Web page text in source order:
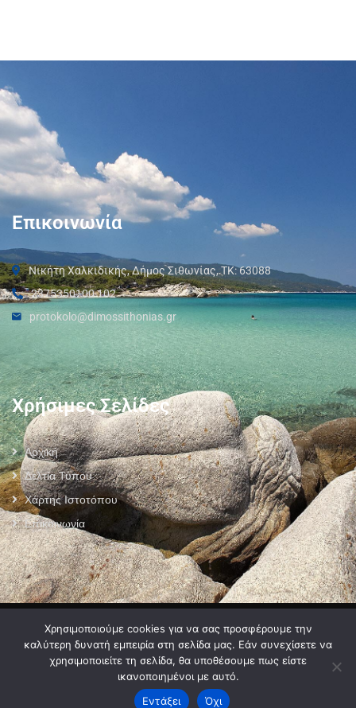
Επικοινωνία
Νικήτη Χαλκιδικής, Δήμος Σιθωνίας, ΤΚ: 63088
2375350100 102
protokolo@dimossithonias.gr
Χρήσιμες Σελίδες
Αρχική
Δελτία Τύπου
Χάρτης Ιστοτόπου
Επικοινωνία
Όροι Χρήσης
2024 © Developed byMyCompany Projects
Χρησιμοποιούμε cookies για να σας προσφέρουμε την
καλύτερη δυνατή εμπειρία στη σελίδα μας. Εάν συνεχίσετε να
χρησιμοποιείτε τη σελίδα, θα υποθέσουμε πως είστε
ικανοποιημένοι με αυτό.
Εντάξει
Όχι